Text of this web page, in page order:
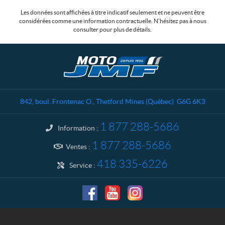
Les données sont affichées à titre indicatif seulement et ne peuvent être
considérées comme une information contractuelle. N'hésitez pas à nous
consulter pour plus de détails.
t
c
o
M
842, boul. Frontenac O.,Thetford Mines(Québec) G6G 6K3
Information : 1 877 288-5686
Ventes : 1 877 288-5686
Service : 418 335-6226